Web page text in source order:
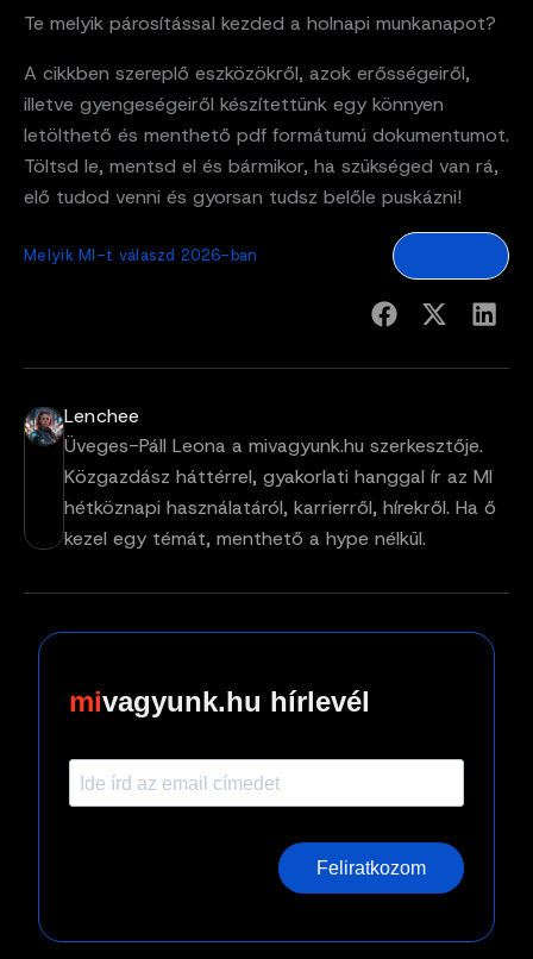
Te melyik párosítással kezded a holnapi munkanapot?
A cikkben szereplő eszközökről, azok erősségeiről,
illetve gyengeségeiről készítettünk egy könnyen
letölthető és menthető pdf formátumú dokumentumot.
Töltsd le, mentsd el és bármikor, ha szükséged van rá,
elő tudod venni és gyorsan tudsz belőle puskázni!
Melyik MI-t válaszd 2026-ban
Lenchee
Üveges-Páll Leona a mivagyunk.hu szerkesztője.
Közgazdász háttérrel, gyakorlati hanggal ír az MI
hétköznapi használatáról, karrierről, hírekről. Ha ő
kezel egy témát, menthető a hype nélkül.
vagyunk.hu hírlevél
Feliratkozom